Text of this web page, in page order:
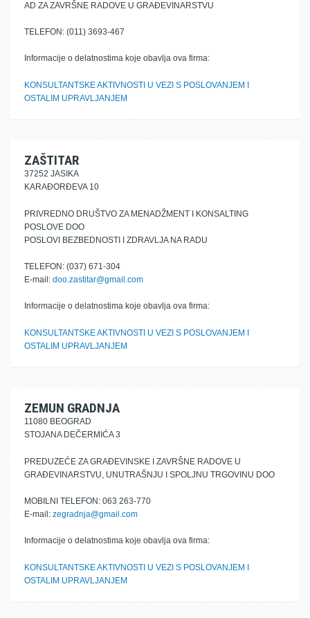
AD ZA ZAVRŠNE RADOVE U GRAĐEVINARSTVU
TELEFON: (011) 3693-467
Informacije o delatnostima koje obavlja ova firma:
KONSULTANTSKE AKTIVNOSTI U VEZI S POSLOVANJEM I
OSTALIM UPRAVLJANJEM
ZAŠTITAR
37252 JASIKA
KARAĐORĐEVA 10
PRIVREDNO DRUŠTVO ZA MENADŽMENT I KONSALTING
POSLOVE DOO
POSLOVI BEZBEDNOSTI I ZDRAVLJA NA RADU
TELEFON: (037) 671-304
E-mail: doo.zastitar@gmail.com
Informacije o delatnostima koje obavlja ova firma:
KONSULTANTSKE AKTIVNOSTI U VEZI S POSLOVANJEM I
OSTALIM UPRAVLJANJEM
ZEMUN GRADNJA
11080 BEOGRAD
STOJANA DEČERMIĆA 3
PREDUZEĆE ZA GRAĐEVINSKE I ZAVRŠNE RADOVE U
GRAĐEVINARSTVU, UNUTRAŠNJU I SPOLJNU TRGOVINU DOO
MOBILNI TELEFON: 063 263-770
E-mail: zegradnja@gmail.com
Informacije o delatnostima koje obavlja ova firma:
KONSULTANTSKE AKTIVNOSTI U VEZI S POSLOVANJEM I
OSTALIM UPRAVLJANJEM